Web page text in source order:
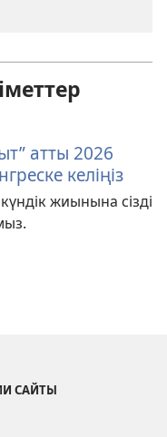
атты 2026
келіңіз
жиынына сізді
САЙТЫ